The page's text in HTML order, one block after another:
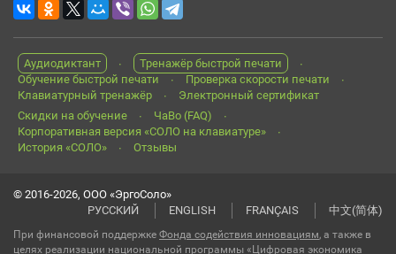
Аудиодиктант
Тренажёр быстрой печати
Обучение быстрой печати
Проверка скорости печати
Клавиатурный тренажёр
Электронный сертификат
Скидки на обучение
ЧаВо (FAQ)
Корпоративная версия «СОЛО на клавиатуре»
История «СОЛО»
Отзывы
© 2016-2026, ООО «ЭргоСоло»
РУССКИЙ
ENGLISH FRANÇAIS 中文(简体)
При финансовой поддержке Фонда содействия инновациям, а также в
целях реализации национальной программы «Цифровая экономика